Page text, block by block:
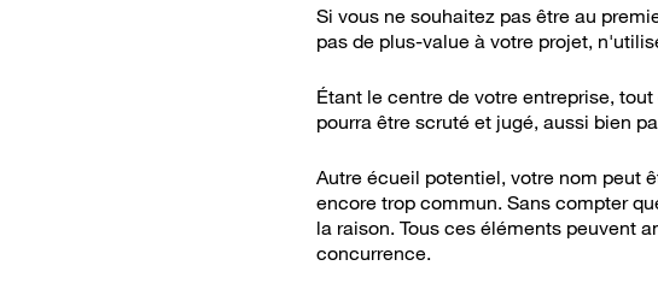
Si vous ne souhaitez pas être au
pas de plus-value à votre projet,
Étant le centre de votre entreprise,
pourra être scruté et jugé, aussi bien
Autre écueil potentiel, votre nom peut
encore trop commun. Sans compter
la raison. Tous ces éléments peuvent
concurrence.